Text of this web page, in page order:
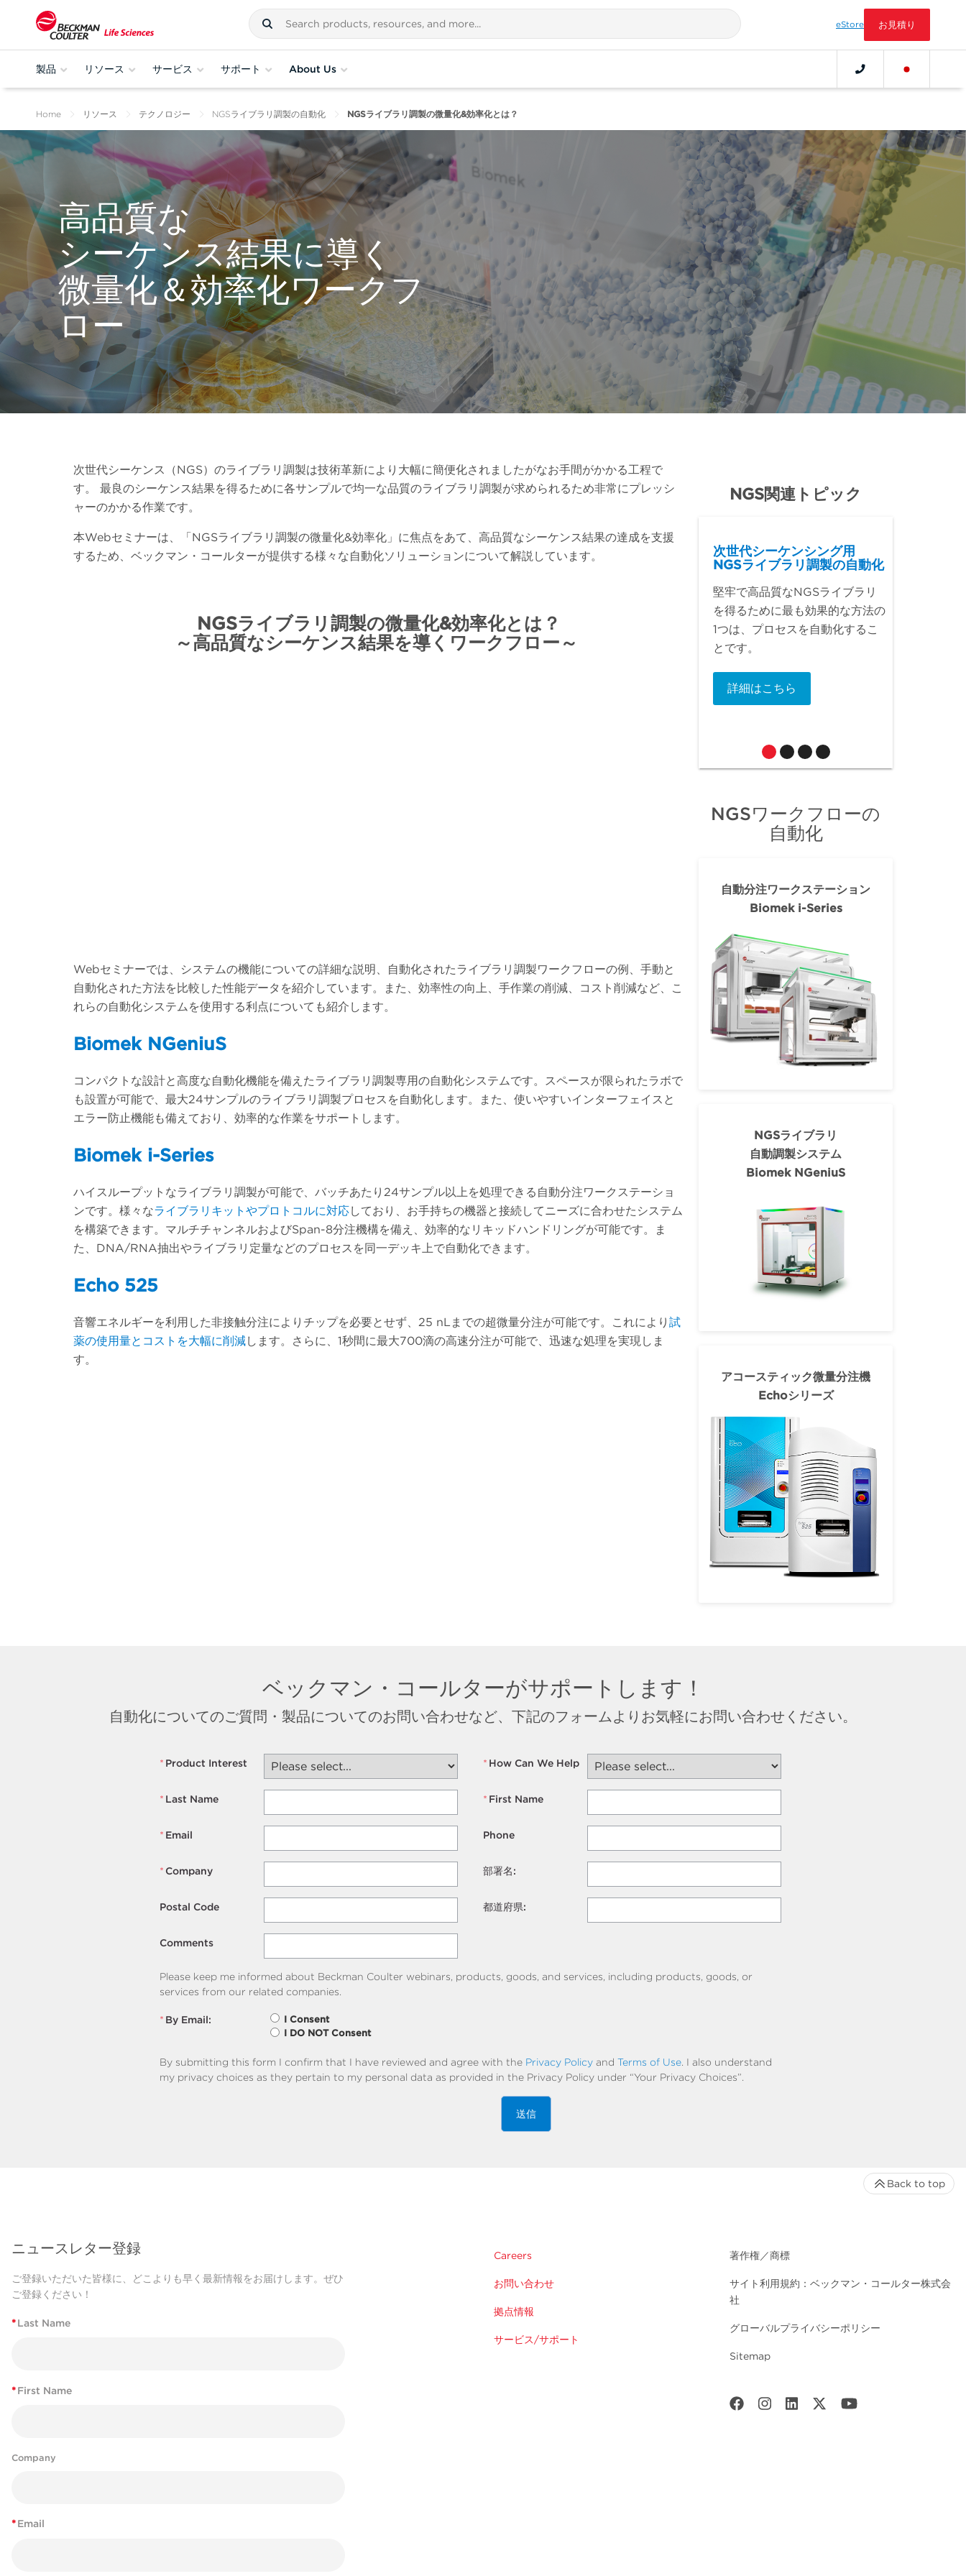
eStore お見積り
製品 リソース サービス サポート About Us
Home リソース テクノロジー NGSライブラリ調製の自動化 NGSライブラリ調製の微量化&効率化とは？
高品質な
シーケンス結果に導く
微量化＆効率化ワークフ
ロー
次世代シーケンス（NGS）のライブラリ調製は技術革新により大幅に簡便化されましたがなお手間がかかる工程で
す。 最良のシーケンス結果を得るために各サンプルで均一な品質のライブラリ調製が求められるため非常にプレッシ
ャーのかかる作業です。
本Webセミナーは、「NGSライブラリ調製の微量化&効率化」に焦点をあて、高品質なシーケンス結果の達成を支援
するため、ベックマン・コールターが提供する様々な自動化ソリューションについて解説しています。
NGSライブラリ調製の微量化&効率化とは？
～高品質なシーケンス結果を導くワークフロー～
Webセミナーでは、システムの機能についての詳細な説明、自動化されたライブラリ調製ワークフローの例、手動と
自動化された方法を比較した性能データを紹介しています。また、効率性の向上、手作業の削減、コスト削減など、こ
れらの自動化システムを使用する利点についても紹介します。
Biomek NGeniuS
コンパクトな設計と高度な自動化機能を備えたライブラリ調製専用の自動化システムです。スペースが限られたラボで
も設置が可能で、最大24サンプルのライブラリ調製プロセスを自動化します。また、使いやすいインターフェイスと
エラー防止機能も備えており、効率的な作業をサポートします。
Biomek i-Series
ハイスループットなライブラリ調製が可能で、バッチあたり24サンプル以上を処理できる自動分注ワークステーショ
ンです。様々なライブラリキットやプロトコルに対応しており、お手持ちの機器と接続してニーズに合わせたシステム
を構築できます。マルチチャンネルおよびSpan-8分注機構を備え、効率的なリキッドハンドリングが可能です。ま
た、DNA/RNA抽出やライブラリ定量などのプロセスを同一デッキ上で自動化できます。
Echo 525
音響エネルギーを利用した非接触分注によりチップを必要とせず、25 nLまでの超微量分注が可能です。これにより 試
薬の使用量とコストを大幅に削減します。さらに、1秒間に最大700滴の高速分注が可能で、迅速な処理を実現しま
す。
NGS関連トピック
次世代シーケンシング用
NGSライブラリ調製の自動化
堅牢で高品質なNGSライブラリ
を得るために最も効果的な方法の
1つは、プロセスを自動化するこ
とです。
詳細はこちら
NGSワークフローの最適化
NGSライブラリ調製の
時間短縮
NGSライブラリ調製の
効率化＆低コスト化
NGSワークフローの
自動化
自動分注ワークステーション
Biomek i-Series
NGSライブラリ
自動調製システム
Biomek NGeniuS
アコースティック微量分注機
Echoシリーズ
ベックマン・コールターがサポートします！
自動化についてのご質問・製品についてのお問い合わせなど、下記のフォームよりお気軽にお問い合わせください。
* Product Interest * How Can We Help
* Last Name * First Name
* Email Phone
* Company 部署名:
Postal Code 都道府県:
Comments
Please keep me informed about Beckman Coulter webinars, products, goods, and services, including products, goods, or
services from our related companies.
* By Email:
I Consent
I DO NOT Consent
By submitting this form I confirm that I have reviewed and agree with the Privacy Policy and Terms of Use. I also understand
my privacy choices as they pertain to my personal data as provided in the Privacy Policy under “Your Privacy Choices”.
送信
ニュースレター登録
ご登録いただいた皆様に、どこよりも早く最新情報をお届けします。ぜひ
ご登録ください！
*Last Name
*First Name
Company
*Email
Careers
お問い合わせ
拠点情報
サービス/サポート
著作権／商標
サイト利用規約：ベックマン・コールター株式会
社
グローバルプライバシーポリシー
Sitemap
Back to top